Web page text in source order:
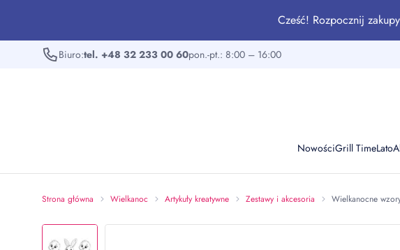
Cześć! Rozpocznij
Biuro:tel. +48 32 233 00 60pon.-pt.: 8:00 – 16:00
NowościGrill TimeLato
Strona główna Wielkanoc Artykuły kreatywne Zestawy i akcesoria Wielkanocne